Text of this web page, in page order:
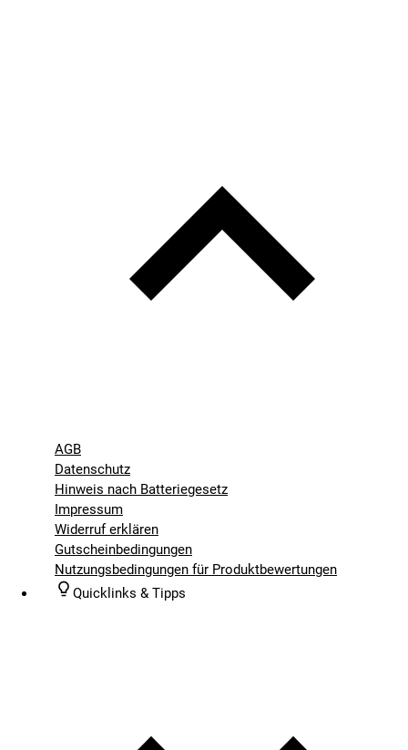
AGB
Datenschutz
Hinweis nach Batteriegesetz
Impressum
Widerruf erklären
Gutscheinbedingungen
Nutzungsbedingungen für Produktbewertungen
Quicklinks & Tipps